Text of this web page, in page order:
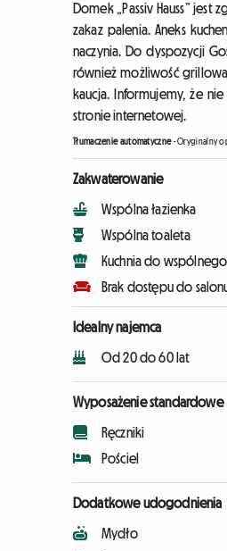
Domek „Passiv Hauss”
zakaz palenia. Aneks
naczynia. Do dyspozycji
również możliwość
kaucja. Informujemy, że
stronie internetowej.
Tłumaczenie automatyczne-Oryginalny
Zakwaterowanie
Wspólna łazienka
Wspólna toaleta
Kuchnia do
Brak dostępu do
Idealny najemca
Od 20 do 60 lat
Wyposażenie standardowe
Ręczniki
Pościel
Dodatkowe udogodnienia
Mydło